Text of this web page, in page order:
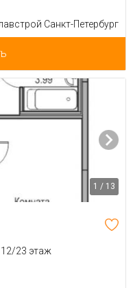
Санкт-Петербург
1 / 13
12/23 этаж